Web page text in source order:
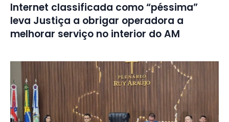
Internet classificada como “péssima”
leva Justiça a obrigar operadora a
melhorar serviço no interior do AM